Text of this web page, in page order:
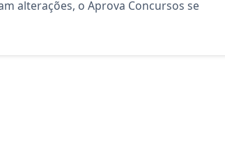
alterações, o Aprova Concursos se